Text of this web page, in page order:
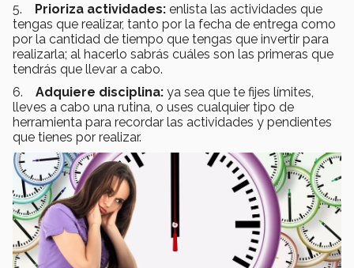
5. Prioriza actividades: enlista las actividades que
tengas que realizar, tanto por la fecha de entrega como
por la cantidad de tiempo que tengas que invertir para
realizarla; al hacerlo sabrás cuáles son las primeras que
tendrás que llevar a cabo.
6. Adquiere disciplina: ya sea que te fijes límites,
lleves a cabo una rutina, o uses cualquier tipo de
herramienta para recordar las actividades y pendientes
que tienes por realizar.